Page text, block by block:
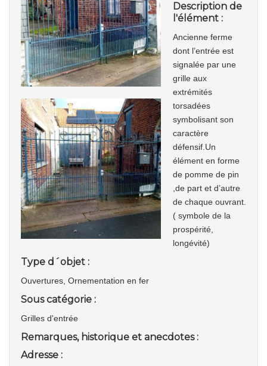
Description de
l'élément :
Ancienne ferme
dont l’entrée est
signalée par une
grille aux
extrémités
torsadées
symbolisant son
caractère
défensif.Un
élément en forme
de pomme de pin
,de part et d’autre
de chaque ouvrant.
( symbole de la
prospérité,
longévité)
Type d´objet :
Ouvertures, Ornementation en fer
Sous catégorie :
Grilles d'entrée
Remarques, historique et anecdotes :
Adresse :